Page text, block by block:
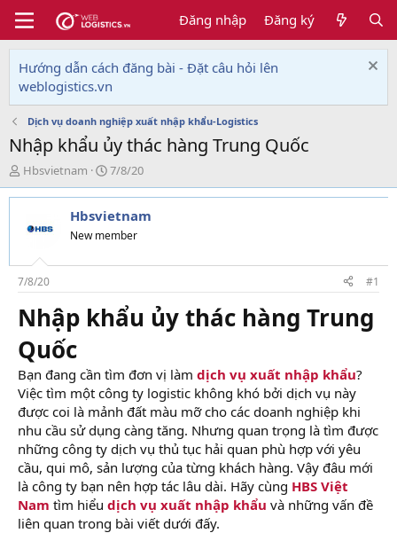
Đăng nhập Đăng ký
Hướng dẫn cách đăng bài - Đặt câu hỏi lên
weblogistics.vn
Dịch vụ doanh nghiệp xuất nhập khẩu-Logistics
Nhập khẩu ủy thác hàng Trung Quốc
T
h
r
a
s
t
a
r
t
e
r
Hbsvietnam
N
g
à
y
g
i
7/8/20
Hbsvietnam
New member
7/8/20 #1
Nhập khẩu ủy thác hàng Trung
Quốc
Bạn đang cần tìm đơn vị làm dịch vụ xuất nhập khẩu?
Việc tìm một công ty logistic không khó bởi dịch vụ này
được coi là mảnh đất màu mỡ cho các doanh nghiệp khi
nhu cầu sử dụng càng tăng. Nhưng quan trọng là tìm được
những công ty dịch vụ thủ tục hải quan phù hợp với yêu
cầu, qui mô, sản lượng của từng khách hàng. Vậy đâu mới
là công ty bạn nên hợp tác lâu dài. Hãy cùng HBS Việt
Nam tìm hiểu dịch vụ xuất nhập khẩu và những vấn đề
liên quan trong bài viết dưới đấy.